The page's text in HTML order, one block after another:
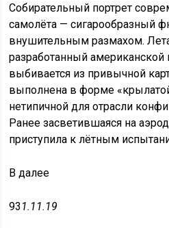
Собирательный портрет
самолёта — сигарообразный
внушительным размахом.
разработанный американской
выбивается из привычной
выполнена в форме
нетипичной для отрасли
Ранее засветившаяся на
приступила к лётным
Вдалее
93 1.11.19